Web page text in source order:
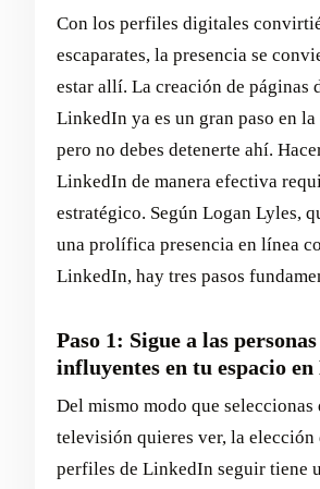
Con los perfiles digitales
escaparates, la presencia se
estar allí. La creación de páginas
LinkedIn ya es un gran paso en
pero no debes detenerte ahí.
LinkedIn de manera efectiva
estratégico. Según Logan Lyles,
una prolífica presencia en línea
LinkedIn, hay tres pasos
Paso 1: Sigue a las
influyentes en tu espacio
Del mismo modo que seleccionas
televisión quieres ver, la elección
perfiles de LinkedIn seguir tiene